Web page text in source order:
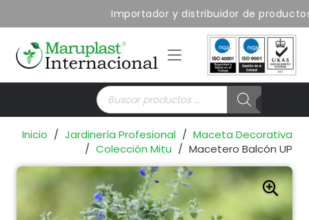
Importador y distribuidor de
Búsqueda
de
productos
Inicio / Jardinería Profesional / Maceta Decorativa
/ Colección Mitu / Macetero Balcón UP